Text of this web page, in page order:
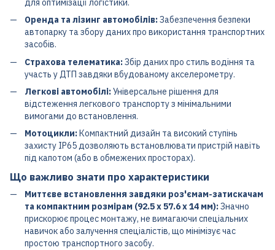
для оптимізації логістики.
Оренда та лізинг автомобілів:Забезпечення безпеки
автопарку та збору даних про використання транспортних
засобів.
Страхова телематика:Збір даних про стиль водіння та
участь у ДТП завдяки вбудованому акселерометру.
Легкові автомобілі:Універсальне рішення для
відстеження легкового транспорту з мінімальними
вимогами до встановлення.
Мотоцикли: Компактний дизайн та високий ступінь
захисту IP65 дозволяють встановлювати пристрій навіть
під капотом (або в обмежених просторах).
Що важливо знати про характеристики
Миттєве встановлення завдяки роз'ємам-затискачам
та компактним розмірам (92.5 x 57.6 x 14 мм):Значно
прискорює процес монтажу, не вимагаючи спеціальних
навичок або залучення спеціалістів, що мінімізує час
простою транспортного засобу.